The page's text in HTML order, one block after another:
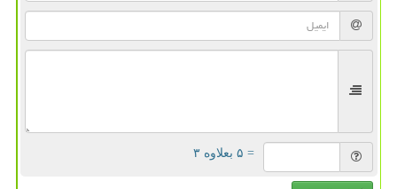
= ۵ بعلاوه ۳